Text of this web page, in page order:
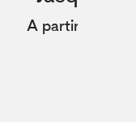
A partire da €